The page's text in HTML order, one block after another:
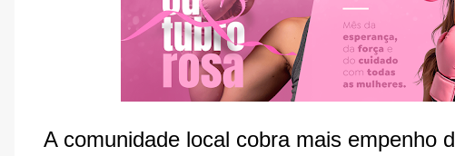
A comunidade local cobra mais empenho